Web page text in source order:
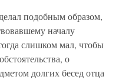
подобным образом,
началу
слишком мал, чтобы
о
долгих бесед отца